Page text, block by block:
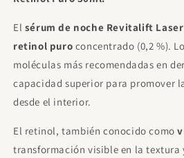
Gasta€85.00para
Proraso After Shave
Eucalipto y Mentol, 400 ml
Gasta€120.00 para
75ml
€23.00
Gratis
Gasta€120.00para
El sérum de noche Revitalift Laser
retinol puro concentrado (0,2 %).
moléculas más recomendadas en
capacidad superior para promover
desde el interior.
El retinol, también conocido como
transformación visible en la textura